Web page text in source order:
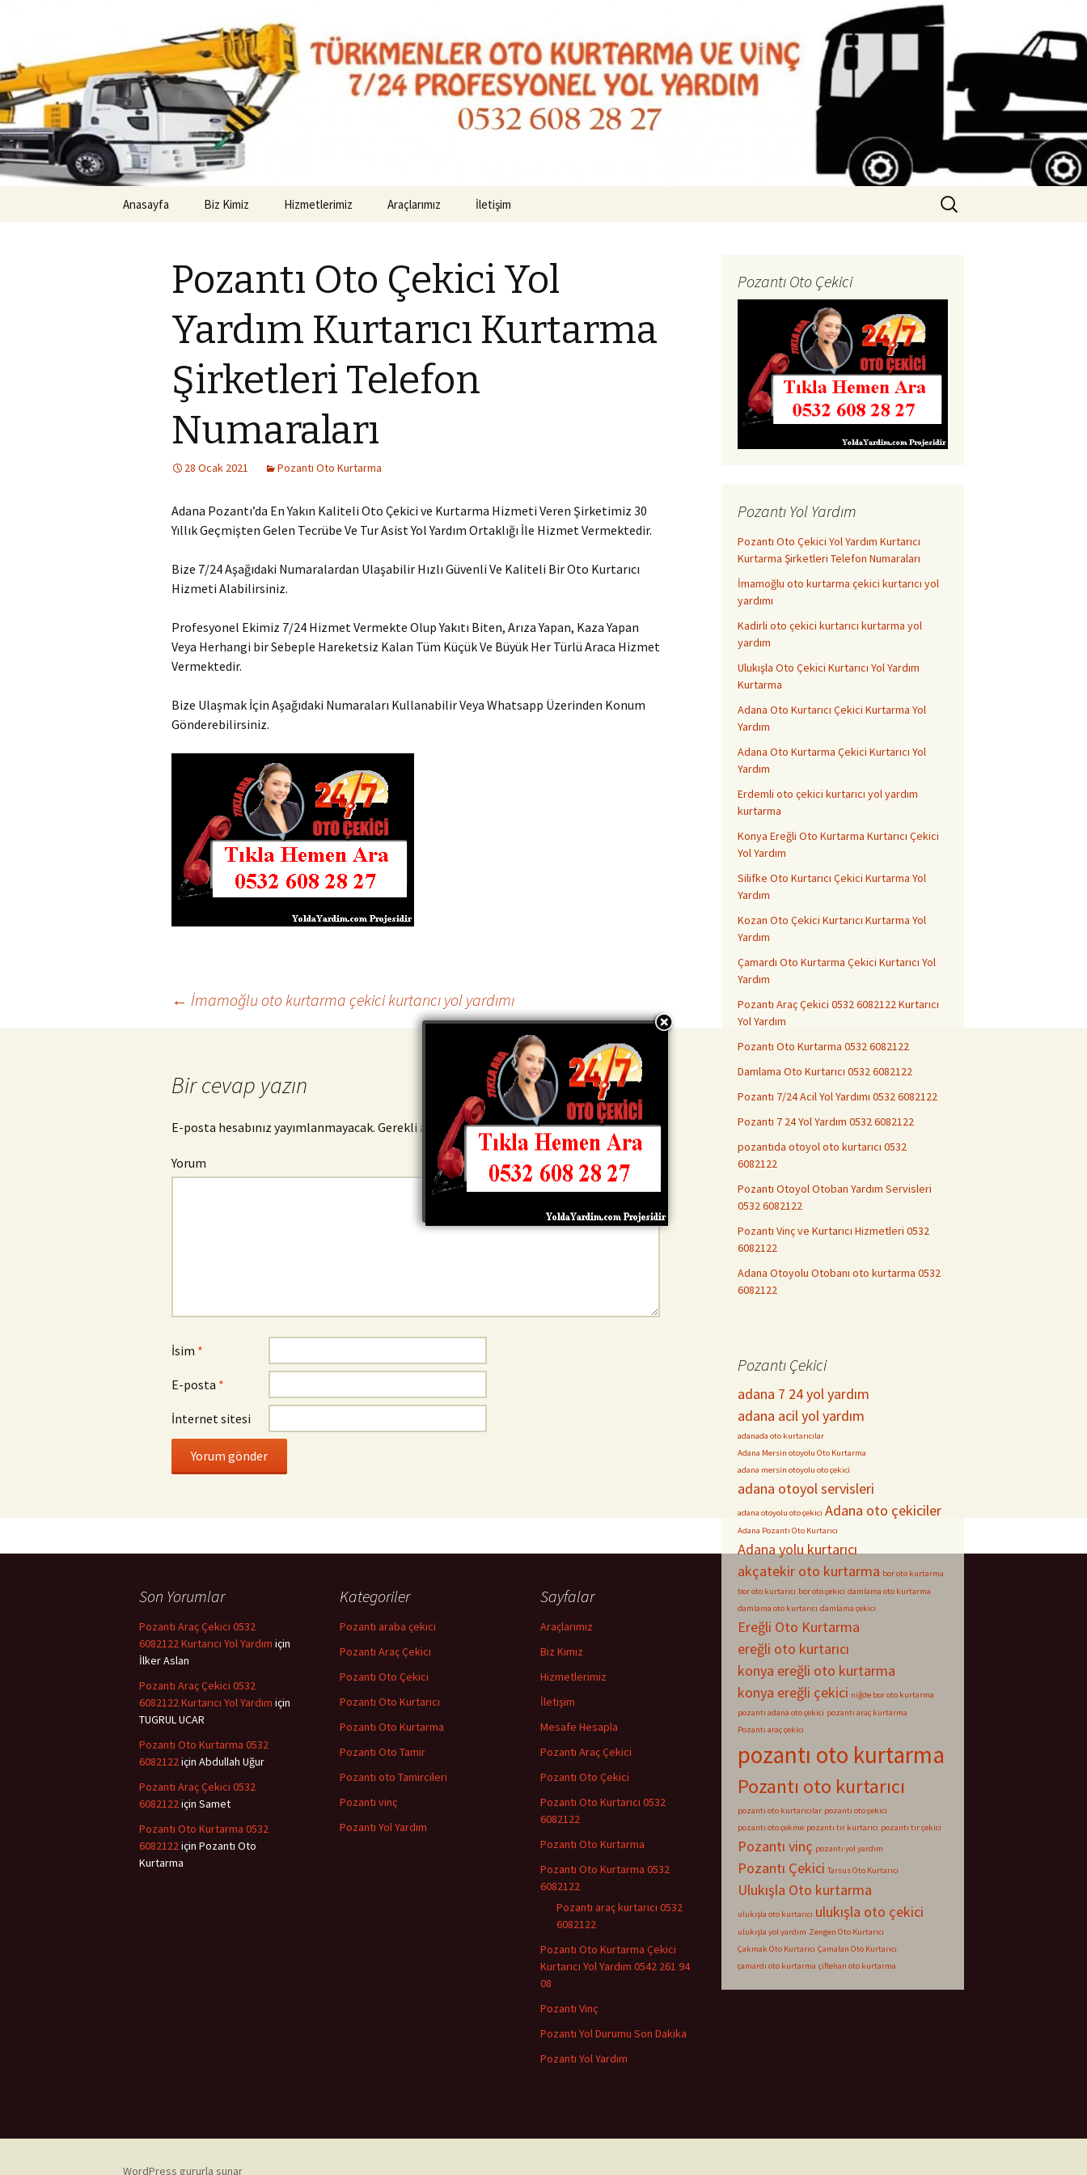
Pozantı Oto Kurtarma 0542 261 94 08
İçeriğe
Anasayfa Biz Kimiz Hizmetlerimiz Araçlarımız İletişim Arama:
Pozantı Oto Çekici Yol
Yardım Kurtarıcı Kurtarma
Şirketleri Telefon
Numaraları
28 Ocak 2021 Pozantı Oto Kurtarma
Adana Pozantı’da En Yakın Kaliteli Oto Çekici ve Kurtarma Hizmeti Veren Şirketimiz 30
Yıllık Geçmişten Gelen Tecrübe Ve Tur Asist Yol Yardım Ortaklığı İle Hizmet Vermektedir.
Bize 7/24 Aşağıdaki Numaralardan Ulaşabilir Hızlı Güvenli Ve Kaliteli Bir Oto Kurtarıcı
Hizmeti Alabilirsiniz.
Profesyonel Ekimiz 7/24 Hizmet Vermekte Olup Yakıtı Biten, Arıza Yapan, Kaza Yapan
Veya Herhangi bir Sebeple Hareketsiz Kalan Tüm Küçük Ve Büyük Her Türlü Araca Hizmet
Vermektedir.
Bize Ulaşmak İçin Aşağıdaki Numaraları Kullanabilir Veya Whatsapp Üzerinden Konum
Gönderebilirsiniz.
Yazı
← İmamoğlu oto kurtarma çekici kurtarıcı yol yardımı
Bir cevap yazın
E-posta hesabınız yayımlanmayacak. Gerekli alanlar*ile işaretlenmişlerdir
Yorum
İsim *
E-posta *
İnternet sitesi
Pozantı Oto Çekici
Pozantı Yol Yardım
Pozantı Oto Çekici Yol Yardım Kurtarıcı
Kurtarma Şirketleri Telefon Numaraları
İmamoğlu oto kurtarma çekici kurtarıcı yol
yardımı
Kadirli oto çekici kurtarıcı kurtarma yol
yardım
Ulukışla Oto Çekici Kurtarıcı Yol Yardım
Kurtarma
Adana Oto Kurtarıcı Çekici Kurtarma Yol
Yardım
Adana Oto Kurtarma Çekici Kurtarıcı Yol
Yardım
Erdemli oto çekici kurtarıcı yol yardım
kurtarma
Konya Ereğli Oto Kurtarma Kurtarıcı Çekici
Yol Yardım
Silifke Oto Kurtarıcı Çekici Kurtarma Yol
Yardım
Kozan Oto Çekici Kurtarıcı Kurtarma Yol
Yardım
Çamardı Oto Kurtarma Çekici Kurtarıcı Yol
Yardım
Pozantı Araç Çekici 0532 6082122 Kurtarıcı
Yol Yardım
Pozantı Oto Kurtarma 0532 6082122
Damlama Oto Kurtarıcı 0532 6082122
Pozantı 7/24 Acil Yol Yardımı 0532 6082122
Pozantı 7 24 Yol Yardım 0532 6082122
pozantıda otoyol oto kurtarıcı 0532
6082122
Pozantı Otoyol Otoban Yardım Servisleri
0532 6082122
Pozantı Vinç ve Kurtarıcı Hizmetleri 0532
6082122
Adana Otoyolu Otobanı oto kurtarma 0532
6082122
Pozantı Çekici
adana 7 24 yol yardım
adana acil yol yardım
adanada oto kurtarıcılar
Adana Mersin otoyolu Oto Kurtarma
adana mersin otoyolu oto çekici
adana otoyol servisleri
adana otoyolu oto çekici Adana oto çekiciler
Adana Pozantı Oto Kurtarıcı
Adana yolu kurtarıcı
akçatekir oto kurtarma bor oto kurtarma
bor oto kurtarıcı bor oto çekici damlama oto kurtarma
damlama oto kurtarıcı damlama çekici
Ereğli Oto Kurtarma
ereğli oto kurtarıcı
konya ereğli oto kurtarma
konya ereğli çekici niğde bor oto kurtarma
pozantı adana oto çekici pozantı araç kurtarma
Pozantı araç çekici
pozantı oto kurtarma
Pozantı oto kurtarıcı
pozantı oto kurtarıcılar pozantı oto çekici
pozantı oto çekme pozantı tır kurtarıcı pozantı tır çekici
Pozantı vinç pozantı yol yardım
Pozantı Çekici Tarsus Oto Kurtarıcı
Ulukışla Oto kurtarma
ulukışla oto kurtarıcı ulukışla oto çekici
ulukışla yol yardım Zengen Oto Kurtarıcı
Çakmak Oto Kurtarıcı Çamalan Oto Kurtarıcı
çamardı oto kurtarma çiftehan oto kurtarma
Son Yorumlar
Pozantı Araç Çekici 0532
6082122 Kurtarıcı Yol Yardım için
İlker Aslan
Pozantı Araç Çekici 0532
6082122 Kurtarıcı Yol Yardım için
TUGRUL UCAR
Pozantı Oto Kurtarma 0532
6082122için Abdullah Uğur
Pozantı Araç Çekici 0532
6082122için Samet
Pozantı Oto Kurtarma 0532
6082122için Pozantı Oto
Kurtarma
Kategoriler
Pozantı araba çekici
Pozantı Araç Çekici
Pozantı Oto Çekici
Pozantı Oto Kurtarıcı
Pozantı Oto Kurtarma
Pozantı Oto Tamir
Pozantı oto Tamircileri
Pozantı vinç
Pozantı Yol Yardım
Sayfalar
Araçlarımız
Biz Kimiz
Hizmetlerimiz
İletişim
Mesafe Hesapla
Pozantı Araç Çekici
Pozantı Oto Çekici
Pozantı Oto Kurtarıcı 0532
6082122
Pozantı Oto Kurtarma
Pozantı Oto Kurtarma 0532
6082122
Pozantı araç kurtarıcı 0532
6082122
Pozantı Oto Kurtarma Çekici
Kurtarıcı Yol Yardım 0542 261 94
08
Pozantı Vinç
Pozantı Yol Durumu Son Dakika
Pozantı Yol Yardım
WordPress gururla sunar